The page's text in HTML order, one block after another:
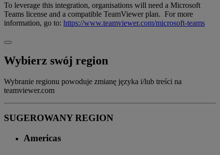
To leverage this integration, organisations will need a Microsoft
Teams license and a compatible TeamViewer plan. For more
information, go to: https://www.teamviewer.com/microsoft-teams
Wybierz swój region
Wybranie regionu powoduje zmianę języka i/lub treści na
teamviewer.com
SUGEROWANY REGION
Americas